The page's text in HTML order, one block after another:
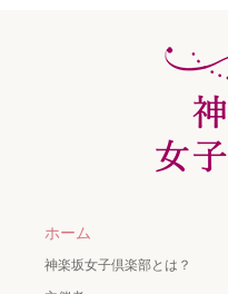
ホーム
神楽坂女子倶楽部とは？